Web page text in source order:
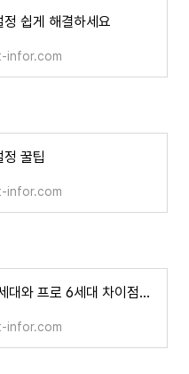
쉽게 해결하세요
infor.com
꿀팁
infor.com
아이패드 프로5세대와 프로 6세대 차이점과 비교
infor.com